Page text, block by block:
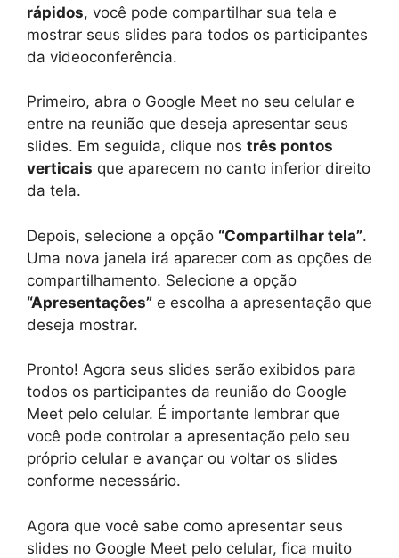
rápidos, você pode compartilhar sua tela e
mostrar seus slides para todos os participantes
da videoconferência.
Primeiro, abra o Google Meet no seu celular e
entre na reunião que deseja apresentar seus
slides. Em seguida, clique nos três pontos
verticais que aparecem no canto inferior direito
da tela.
Depois, selecione a opção “Compartilhar tela”.
Uma nova janela irá aparecer com as opções de
compartilhamento. Selecione a opção
“Apresentações” e escolha a apresentação que
deseja mostrar.
Pronto! Agora seus slides serão exibidos para
todos os participantes da reunião do Google
Meet pelo celular. É importante lembrar que
você pode controlar a apresentação pelo seu
próprio celular e avançar ou voltar os slides
conforme necessário.
Agora que você sabe como apresentar seus
slides no Google Meet pelo celular, fica muito